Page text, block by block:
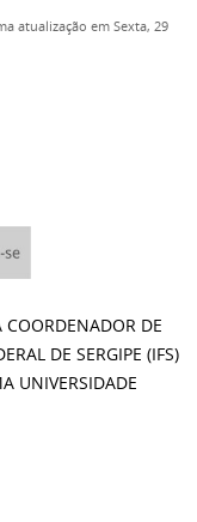
atualização em Sexta, 29
COORDENADOR DE
DE SERGIPE (IFS)
UNIVERSIDADE